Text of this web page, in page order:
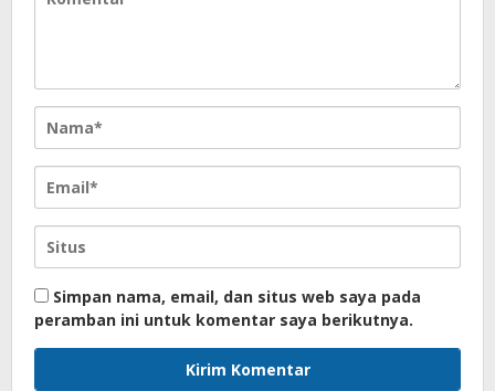
Simpan nama, email, dan situs web saya pada
peramban ini untuk komentar saya berikutnya.